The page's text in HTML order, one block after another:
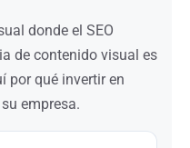
donde el SEO
de contenido visual es
por qué invertir en
empresa.